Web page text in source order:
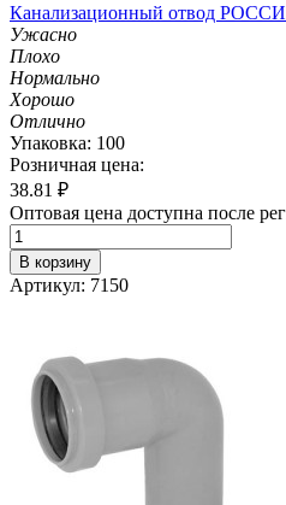
Канализационный отвод
Ужасно
Плохо
Нормально
Хорошо
Отлично
Упаковка: 100
Розничная цена:
38.81 ₽
Оптовая цена доступна после
В корзину
Артикул: 7150